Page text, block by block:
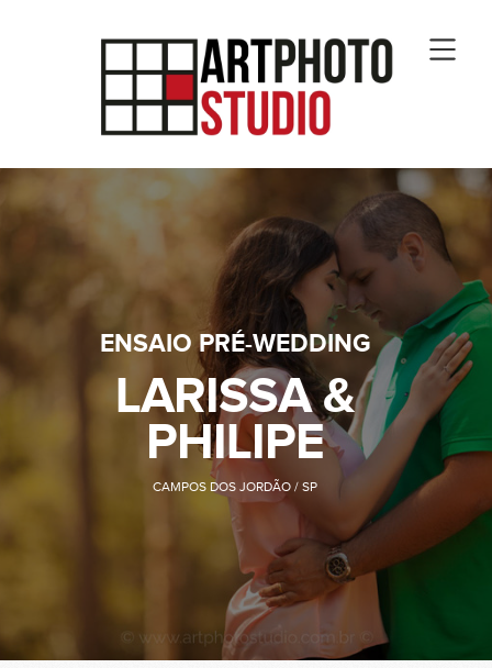
ENSAIO PRÉ-WEDDING
LARISSA &
PHILIPE
CAMPOS DOS JORDÃO / SP